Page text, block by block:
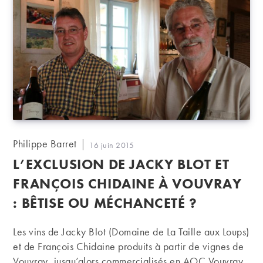
Auteur/autrice
la
publication :
Philippe Barret
Publication
publiée :
16 juin 2015
L’EXCLUSION DE JACKY BLOT ET
FRANÇOIS CHIDAINE À VOUVRAY
: BÊTISE OU MÉCHANCETÉ ?
Les vins de Jacky Blot (Domaine de La Taille aux Loups)
et de François Chidaine produits à partir de vignes de